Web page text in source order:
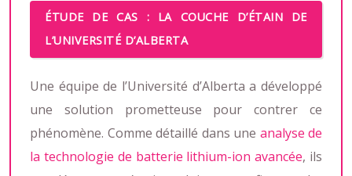
ÉTUDE DE CAS : LA COUCHE D’ÉTAIN DE
L’UNIVERSITÉ D’ALBERTA
Une équipe de l’Université d’Alberta a développé
une solution prometteuse pour contrer ce
phénomène. Comme détaillé dans une analyse de
la technologie de batterie lithium-ion avancée, ils